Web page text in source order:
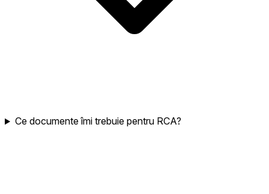
Ce documente îmi trebuie pentru RCA?